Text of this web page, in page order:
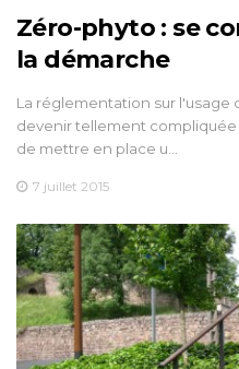
Zéro-phyto : se
la démarche
La réglementation sur l'usage
devenir tellement compliquée
de mettre en place u…
7 juillet 2015